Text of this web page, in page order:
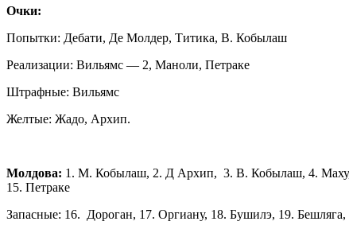
Очки:
Попытки: Дебати, Де Молдер, Титика, В. Кобылаш
Реализации: Вильямс — 2, Маноли, Петраке
Штрафные: Вильямс
Желтые: Жадо, Архип.
Молдова: 1. M. Кобылаш, 2. Д Архип, 3. В. Кобылаш, 4. Маху,
15. Петраке
Запасные: 16. Дороган, 17. Оргиану, 18. Бушилэ, 19.